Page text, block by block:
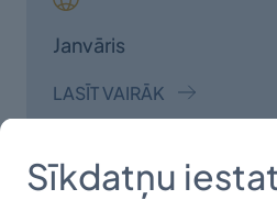
Janvāris
LASĪT VAIRĀK
Sīkdatņu